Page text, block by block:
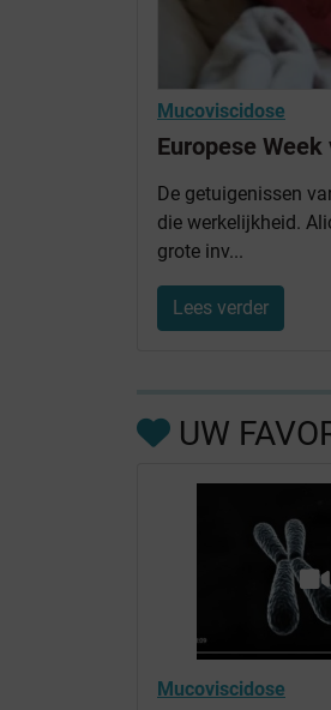
Mucoviscidose
Europese
De getuigenissen
die werkelijkheid.
grote inv...
Lees verder
UW
Mucoviscidose